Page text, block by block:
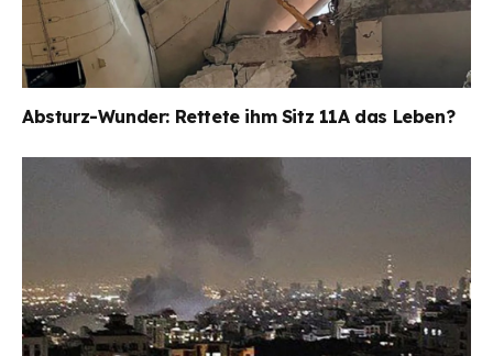
Absturz-Wunder: Rettete ihm Sitz 11A das Leben?